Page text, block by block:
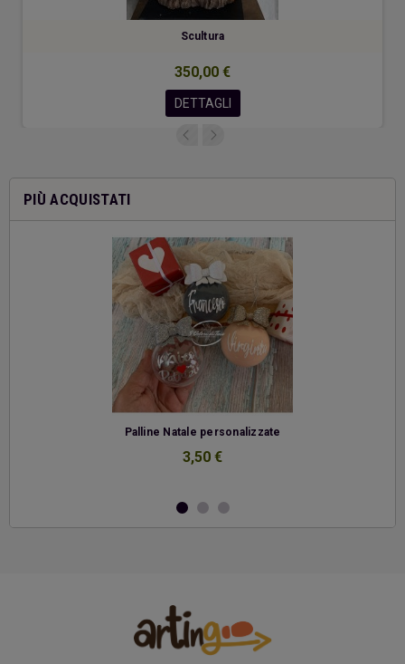
PIÙ ACQUISTATI
Palline Natale personalizzate
3,50 €
Scultura
350,00 €
DETTAGLI